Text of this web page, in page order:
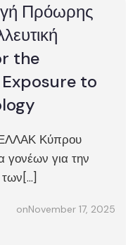
Πρόωρης
the
to
Κύπρου
γονέων για την
onNovember 17, 2025